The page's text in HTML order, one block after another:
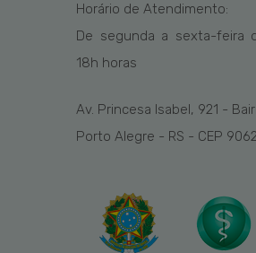
Horário de Atendimento:
De segunda a sexta-feira
18h horas
Av. Princesa Isabel, 921 -
Porto Alegre - RS - CEP